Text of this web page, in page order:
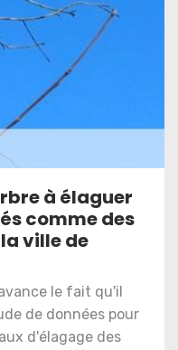
à élaguer
comme des
ville de
le fait qu'il
de données pour
d'élagage des